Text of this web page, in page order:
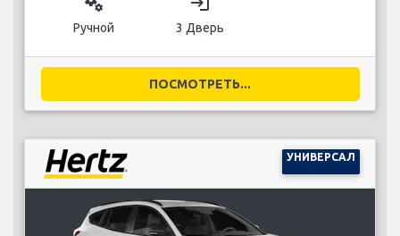
Ручной 3 Дверь
ПОСМОТРЕТЬ...
УНИВЕРСАЛ